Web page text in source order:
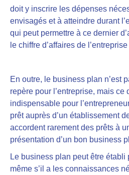
doit y inscrire les dépenses
envisagés et à atteindre durant
qui peut permettre à ce dernier
le chiffre d’affaires de
En outre, le business plan n’est
repère pour l’entreprise, mais ce
indispensable pour
prêt auprès d’un établissement
accordent rarement des prêts à
présentation d’un bon business
Le business plan peut être établi
même s’il a les connaissances